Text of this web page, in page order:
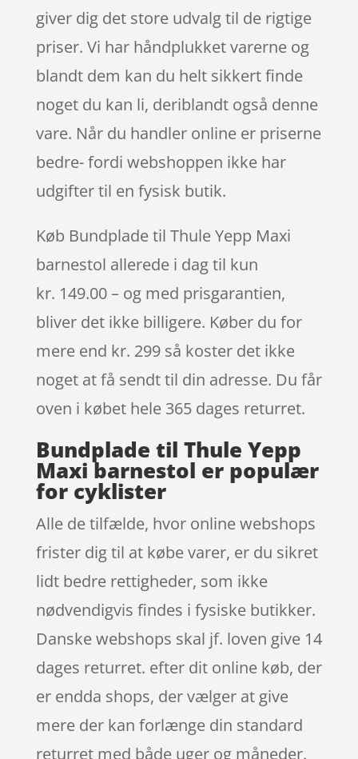
giver dig det store udvalg til de rigtige
priser. Vi har håndplukket varerne og
blandt dem kan du helt sikkert finde
noget du kan li, deriblandt også denne
vare. Når du handler online er priserne
bedre- fordi webshoppen ikke har
udgifter til en fysisk butik.
Køb Bundplade til Thule Yepp Maxi
barnestol allerede i dag til kun
kr. 149.00 – og med prisgarantien,
bliver det ikke billigere. Køber du for
mere end kr. 299 så koster det ikke
noget at få sendt til din adresse. Du får
oven i købet hele 365 dages returret.
Bundplade til Thule Yepp
Maxi barnestol er populær
for cyklister
Alle de tilfælde, hvor online webshops
frister dig til at købe varer, er du sikret
lidt bedre rettigheder, som ikke
nødvendigvis findes i fysiske butikker.
Danske webshops skal jf. loven give 14
dages returret. efter dit online køb, der
er endda shops, der vælger at give
mere der kan forlænge din standard
returret med både uger og måneder.